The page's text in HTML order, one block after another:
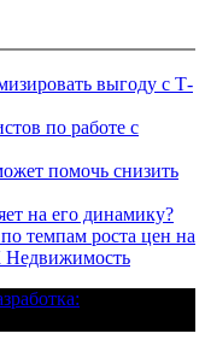
выгоду с Т-
по работе с
помочь снизить
на его динамику?
темпам роста цен на
Недвижимость